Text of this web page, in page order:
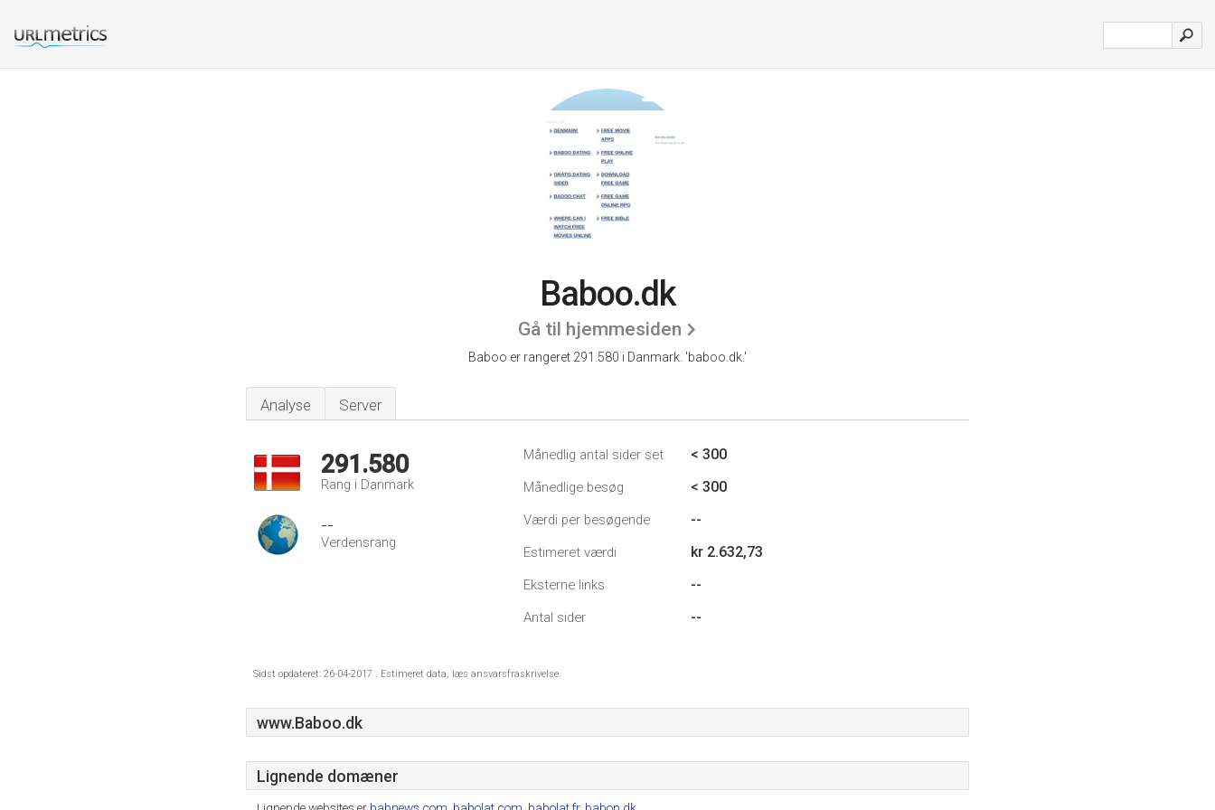
Baboo.dk
Gå til hjemmesiden
Baboo er rangeret 291.580 i Danmark. 'baboo.dk.'
Analyse Server
291.580
Rang i Danmark
--
Verdensrang
Månedlig antal sider set < 300
Månedlige besøg < 300
Værdi per besøgende --
Estimeret værdi kr 2.632,73
Eksterne links --
Antal sider --
Sidst opdateret: 26-04-2017 . Estimeret data, læs ansvarsfraskrivelse.
www.Baboo.dk
Lignende domæner